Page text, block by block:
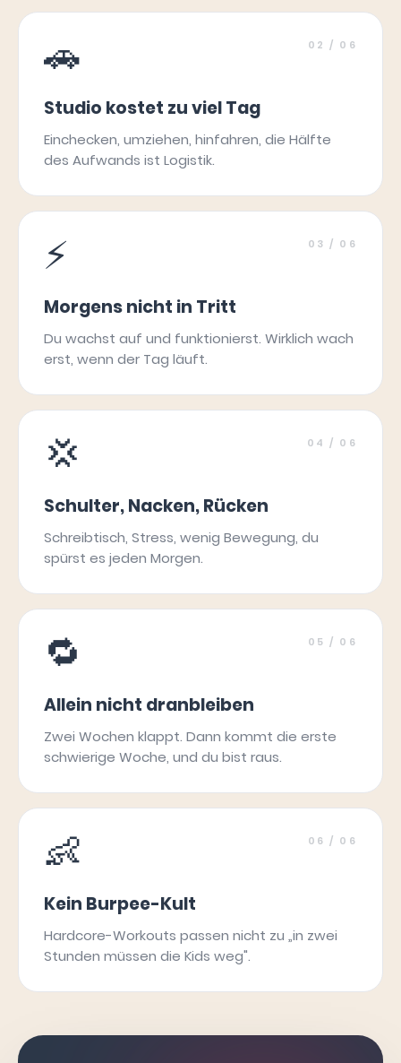
🚗 02 / 06
Studio kostet zu viel Tag
Einchecken, umziehen, hinfahren, die Hälfte
des Aufwands ist Logistik.
⚡ 03 / 06
Morgens nicht in Tritt
Du wachst auf und funktionierst. Wirklich wach
erst, wenn der Tag läuft.
💢 04 / 06
Schulter, Nacken, Rücken
Schreibtisch, Stress, wenig Bewegung, du
spürst es jeden Morgen.
🔁 05 / 06
Allein nicht dranbleiben
Zwei Wochen klappt. Dann kommt die erste
schwierige Woche, und du bist raus.
👶 06 / 06
Kein Burpee-Kult
Hardcore-Workouts passen nicht zu „in zwei
Stunden müssen die Kids weg".